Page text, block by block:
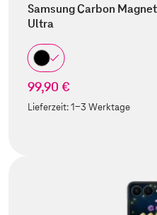
Samsung Carbon
Ultra
99,90 €
Lieferzeit:1-3 Werktage